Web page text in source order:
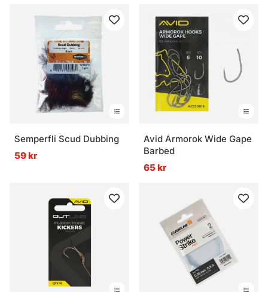
Semperfli Scud Dubbing
59 kr
Avid Armorok Wide Gape
Barbed
65 kr